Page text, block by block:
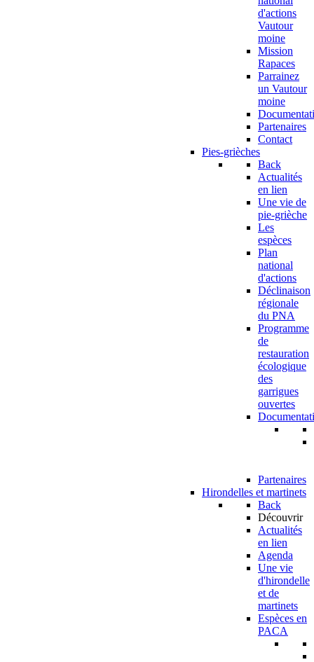
d'actions
Vautour
moine
Mission
Rapaces
Parrainez
un Vautour
moine
Partenaires
Contact
Pies-grièches
Back
Actualités
en lien
Une vie de
pie-grièche
Les
espèces
Plan
national
d'actions
Déclinaison
régionale
du PNA
Programme
de
restauration
écologique
des
garrigues
ouvertes
Partenaires
Hirondelles et martinets
Back
Découvrir
Actualités
en lien
Agenda
Une vie
d'hirondelle
et de
martinets
Espèces en
PACA